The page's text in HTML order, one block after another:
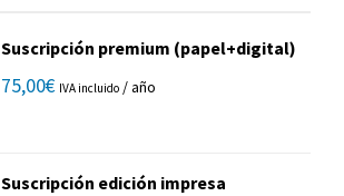
Suscripción premium (papel+digital)
75,00€ IVA incluido / año
Suscripción edición impresa